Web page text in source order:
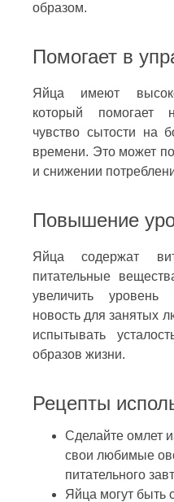
образом.
Помогает в
Яйца имеют
который помогает
чувство сытости на
времени. Это может
и снижении
Повышение
Яйца содержат
питательные
увеличить
новость для занятых
испытывать
образов жизни.
Рецепты
Сделайте омлет
свои любимые
питательного
Яйца могут быть